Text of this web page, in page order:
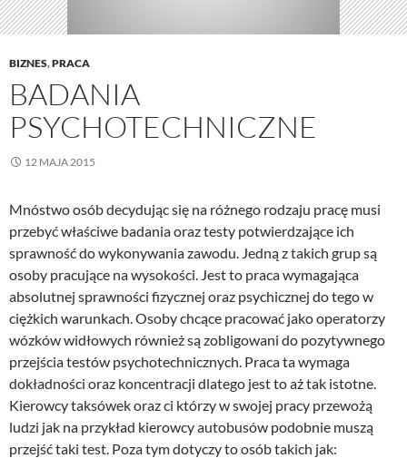
BIZNES,PRACA
BADANIA
PSYCHOTECHNICZNE
12 MAJA 2015
Mnóstwo osób decydując się na różnego rodzaju pracę musi
przebyć właściwe badania oraz testy potwierdzające ich
sprawność do wykonywania zawodu. Jedną z takich grup są
osoby pracujące na wysokości. Jest to praca wymagająca
absolutnej sprawności fizycznej oraz psychicznej do tego w
ciężkich warunkach. Osoby chcące pracować jako operatorzy
wózków widłowych również są zobligowani do pozytywnego
przejścia testów psychotechnicznych. Praca ta wymaga
dokładności oraz koncentracji dlatego jest to aż tak istotne.
Kierowcy taksówek oraz ci którzy w swojej pracy przewożą
ludzi jak na przykład kierowcy autobusów podobnie muszą
przejść taki test. Poza tym dotyczy to osób takich jak: